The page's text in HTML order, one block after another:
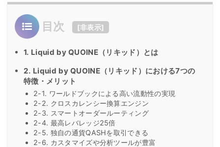
目次 [非表示]
1. Liquid by QUOINE（リキッド）とは
2. Liquid by QUOINE（リキッド）における7つの
特徴・メリット
2-1. ワールドブックによる高い流動性の実現
2-2. クロスカレンシー換算エンジン
2-3. スマートオーダールーティング
2-4. 最高レバレッジ25倍
2-5. 独自の通貨QASHを取引できる
2-6. カスタマイズや分析ツールが豊富